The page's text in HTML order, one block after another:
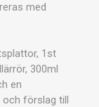
med
1st
300ml
en
och förslag till